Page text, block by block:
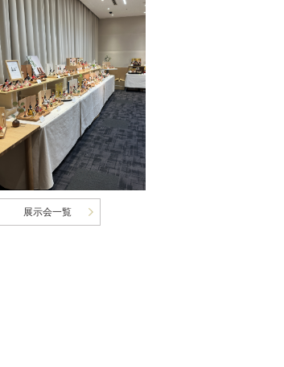
展示会一覧